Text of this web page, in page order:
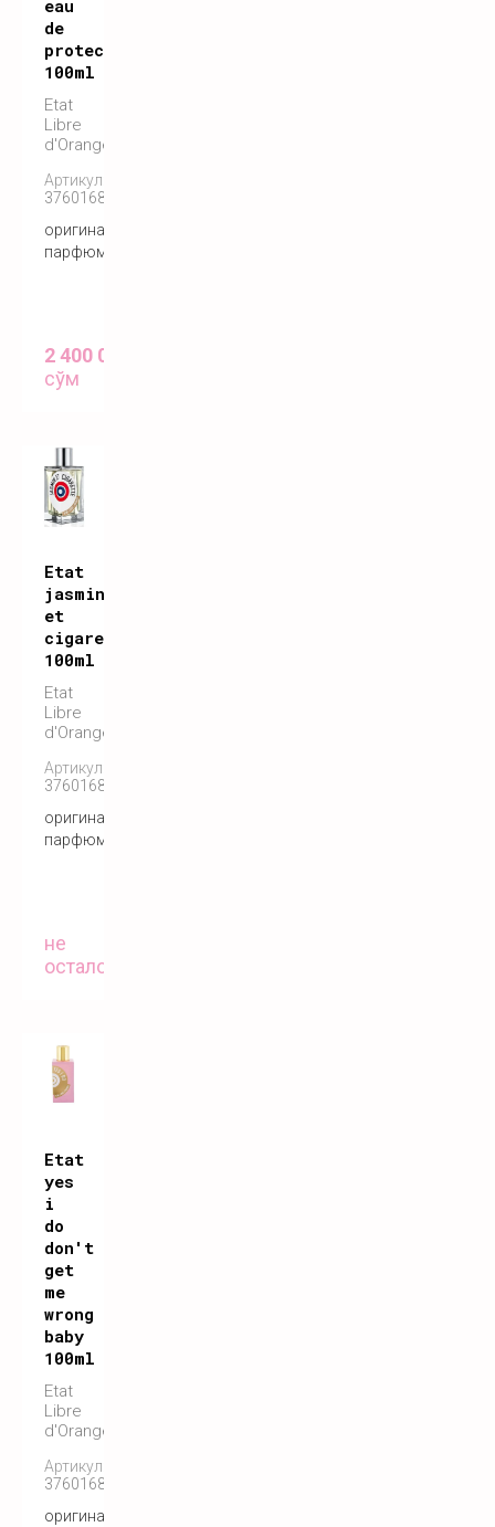
eau
de
protection
100ml
Etat
Libre
d'Orange
Артикул:
3760168591136
оригинальный
парфюм
2 400 000
сўм
Etat
jasmin
et
cigarette
100ml
Etat
Libre
d'Orange
Артикул:
3760168591136
оригинальный
парфюм
не
осталось
Etat
yes
i
do
don't
get
me
wrong
baby
100ml
Etat
Libre
d'Orange
Артикул:
3760168591136
оригинальный